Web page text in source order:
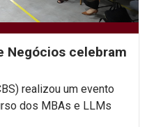
Negócios celebram
realizou um evento
dos MBAs e LLMs